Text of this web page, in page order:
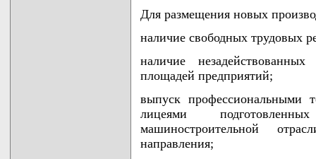
Для размещения новых
наличие свободных трудовых
наличие
площадей предприятий;
выпуск профессиональными
лицеями
машиностроительной
направления;